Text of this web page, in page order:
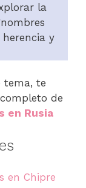
la
y
tema, te
de
en Rusia